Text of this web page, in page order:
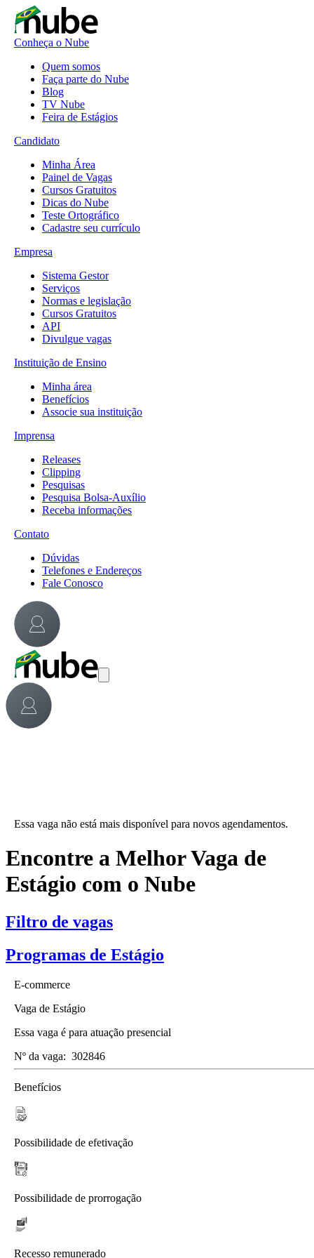
Conheça o Nube
Quem somos
Faça parte do Nube
Blog
TV Nube
Feira de Estágios
Candidato
Minha Área
Painel de Vagas
Cursos Gratuitos
Dicas do Nube
Teste Ortográfico
Cadastre seu currículo
Empresa
Sistema Gestor
Serviços
Normas e legislação
Cursos Gratuitos
API
Divulgue vagas
Instituição de Ensino
Minha área
Benefícios
Associe sua instituição
Imprensa
Releases
Clipping
Pesquisas
Pesquisa Bolsa-Auxílio
Receba informações
Contato
Dúvidas
Telefones e Endereços
Fale Conosco
Essa vaga não está mais disponível para novos agendamentos.
Encontre a Melhor Vaga de
Estágio com o Nube
Filtro de vagas
Programas de Estágio
E-commerce
Vaga de Estágio
Essa vaga é para atuação presencial
Nº da vaga: 302846
Benefícios
Possibilidade de efetivação
Possibilidade de prorrogação
Recesso remunerado